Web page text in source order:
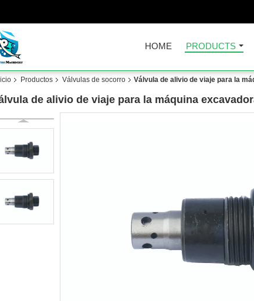
HOME PRODUCTS
Productos Válvulas de socorro Válvula de alivio de viaje para la
de alivio de viaje para la máquina